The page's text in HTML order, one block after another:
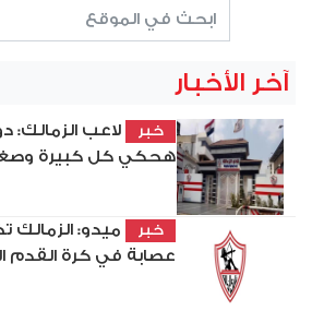
آخر الأخبار
خبر
لاعب الزمالك:
هحكي كل كبيرة
خبر
ميدو: الزمالك
عصابة في كرة القدم